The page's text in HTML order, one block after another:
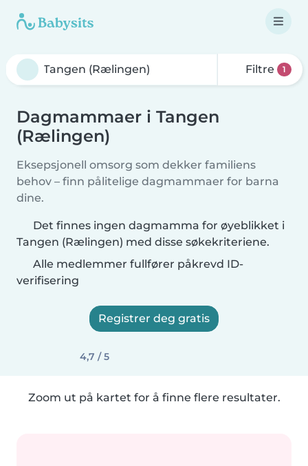
Filtre 1
Dagmammaer i Tangen
(Rælingen)
Eksepsjonell omsorg som dekker familiens
behov – finn pålitelige dagmammaer for barna
dine.
Det finnes ingen dagmamma for øyeblikket i
Tangen (Rælingen) med disse søkekriteriene.
Alle medlemmer fullfører påkrevd ID-
verifisering
Registrer deg gratis
4,7 / 5
Zoom ut på kartet for å finne flere resultater.